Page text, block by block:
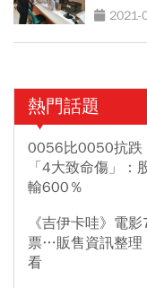
2021-
熱門話題
0056比0050抗跌
「4大致命傷」
輸600％
《吉伊卡哇》電
票…販售資訊整理
看